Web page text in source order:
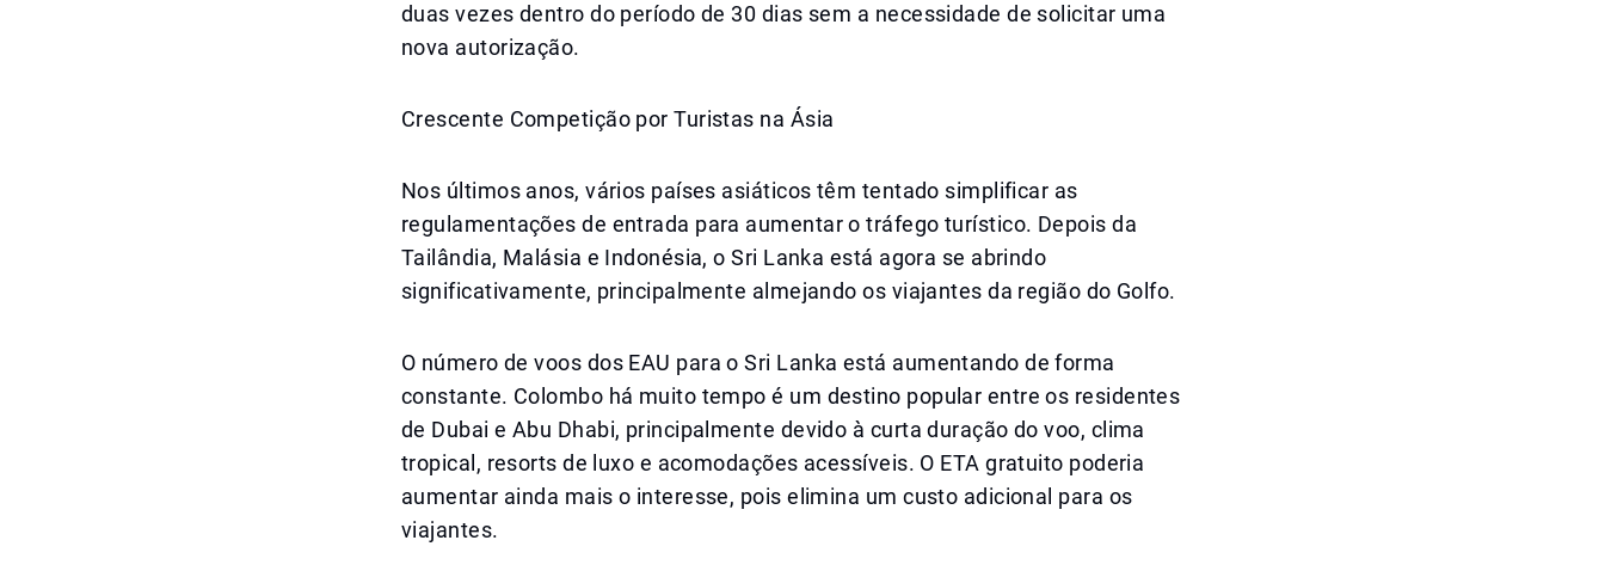
duas vezes dentro do período de 30 dias sem a necessidade de solicitar uma
nova autorização.
Crescente Competição por Turistas na Ásia
Nos últimos anos, vários países asiáticos têm tentado simplificar as
regulamentações de entrada para aumentar o tráfego turístico. Depois da
Tailândia, Malásia e Indonésia, o Sri Lanka está agora se abrindo
significativamente, principalmente almejando os viajantes da região do Golfo.
O número de voos dos EAU para o Sri Lanka está aumentando de forma
constante. Colombo há muito tempo é um destino popular entre os residentes
de Dubai e Abu Dhabi, principalmente devido à curta duração do voo, clima
tropical, resorts de luxo e acomodações acessíveis. O ETA gratuito poderia
aumentar ainda mais o interesse, pois elimina um custo adicional para os
viajantes.